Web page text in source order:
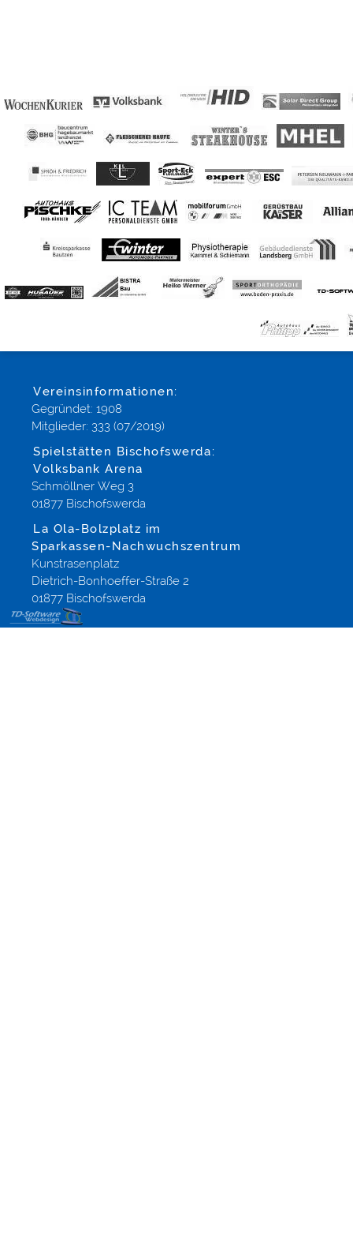
Vereinsinformationen:
Gegründet: 1908
Mitglieder: 333 (07/2019)
Spielstätten Bischofswerda:
Volksbank Arena
Schmöllner Weg 3
01877 Bischofswerda
La Ola-Bolzplatz im
Sparkassen-Nachwuchszentrum
Kunstrasenplatz
Dietrich-Bonhoeffer-Straße 2
01877 Bischofswerda